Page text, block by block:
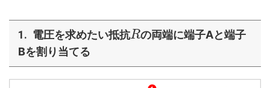
電圧を求めたい抵抗Rの両端に端子Aと端子
Bを割り当てる